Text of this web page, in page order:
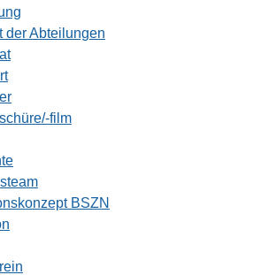
der Abteilungen
film
BSZN